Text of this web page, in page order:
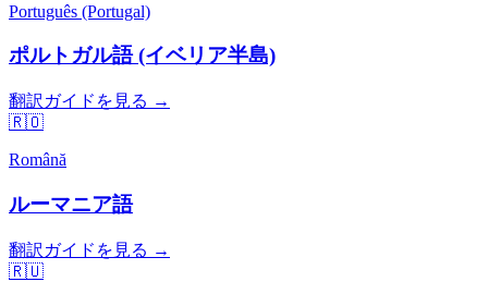
Português (Portugal)
ポルトガル語 (イベリア半島)
翻訳ガイドを見る →
🇷🇴
Română
ルーマニア語
翻訳ガイドを見る →
🇷🇺